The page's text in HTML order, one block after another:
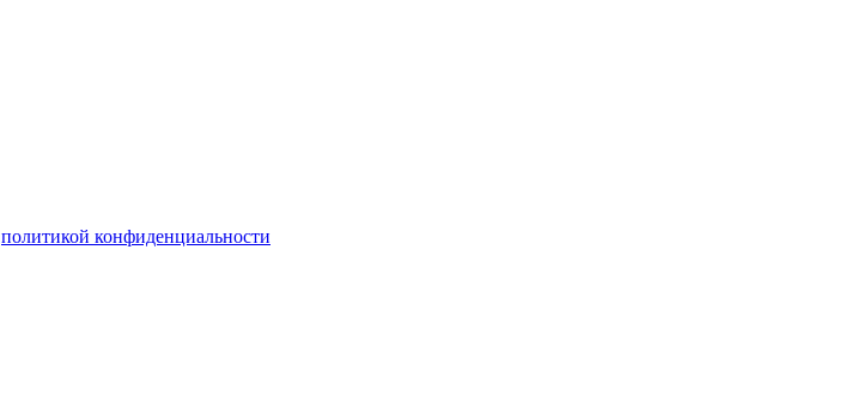
политикой конфиденциальности